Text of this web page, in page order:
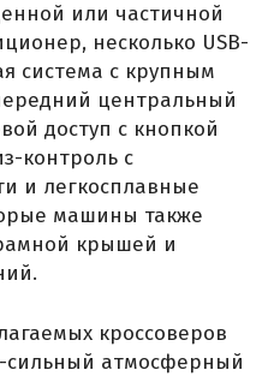
или частичной
несколько USB-
система с крупным
центральный
доступ с кнопкой
контроль с
и легкосплавные
машины также
крышей и
кроссоверов
сильный атмосферный